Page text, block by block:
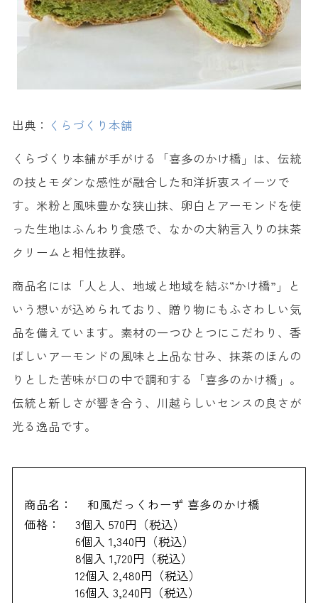
出典： くらづくり本舗
くらづくり本舗が手がける「喜多のかけ橋」は、伝統
の技とモダンな感性が融合した和洋折衷スイーツで
す。米粉と風味豊かな狭山抹、卵白とアーモンドを使
った生地はふんわり食感で、なかの大納言入りの抹茶
クリームと相性抜群。
商品名には「人と人、地域と地域を結ぶ“かけ橋”」と
いう想いが込められており、贈り物にもふさわしい気
品を備えています。素材の一つひとつにこだわり、香
ばしいアーモンドの風味と上品な甘み、抹茶のほんの
りとした苦味が口の中で調和する「喜多のかけ橋」。
伝統と新しさが響き合う、川越らしいセンスの良さが
光る逸品です。
商品名：
和風だっくわーず 喜多のかけ橋
価格：
3個入 570円（税込）
6個入 1,340円（税込）
8個入 1,720円（税込）
12個入 2,480円（税込）
16個入 3,240円（税込）